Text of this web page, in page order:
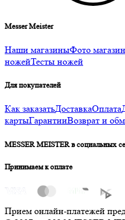
Messer Meister
Наши магазиныФото
ножейТесты ножей
Для покупателей
Как заказатьДоставкаОплата
картыГарантииВозврат и
MESSER MEISTER в социальных
Принимаем к оплате
Прием онлайн-платежей